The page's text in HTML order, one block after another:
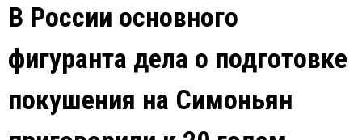
В России основного
фигуранта дела о подготовке
покушения на Симоньян